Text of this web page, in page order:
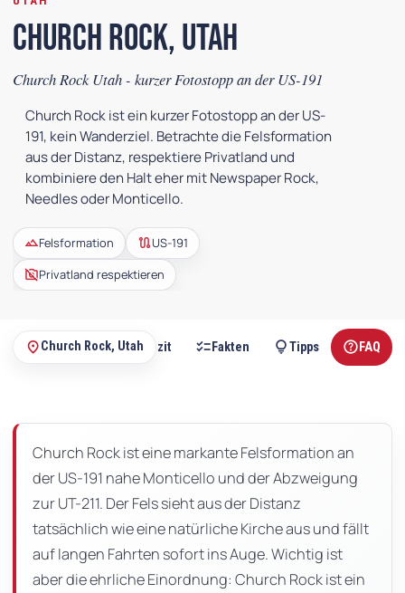
Church Rock, Utah
Church Rock Utah - kurzer Fotostopp an der US-191
Church Rock ist ein kurzer Fotostopp an der US-
191, kein Wanderziel. Betrachte die Felsformation
aus der Distanz, respektiere Privatland und
kombiniere den Halt eher mit Newspaper Rock,
Needles oder Monticello.
landscapeFelsformation routeUS-191
no_photographyPrivatland respektieren
dieser
Seite
placeChurch Rock, Utah
routeRoute check_circle Fazit checklist Fakten lightbulbTipps help FAQ
Church Rock ist eine markante Felsformation an
der US-191 nahe Monticello und der Abzweigung
zur UT-211. Der Fels sieht aus der Distanz
tatsächlich wie eine natürliche Kirche aus und fällt
auf langen Fahrten sofort ins Auge. Wichtig ist
aber die ehrliche Einordnung: Church Rock ist ein